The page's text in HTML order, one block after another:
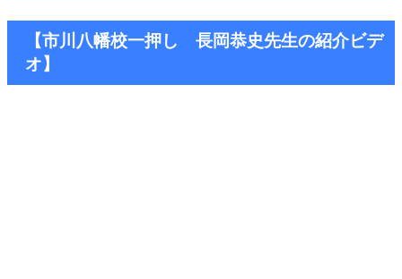
【市川八幡校一押し 長岡恭史先生の紹介ビデ
オ】